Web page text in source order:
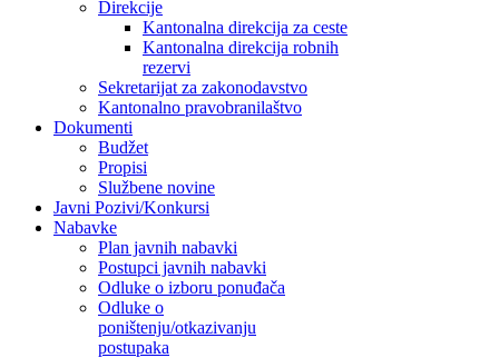
Direkcije
Kantonalna direkcija za ceste
Kantonalna direkcija robnih
rezervi
Sekretarijat za zakonodavstvo
Kantonalno pravobranilaštvo
Dokumenti
Budžet
Propisi
Službene novine
Javni Pozivi/Konkursi
Nabavke
Plan javnih nabavki
Postupci javnih nabavki
Odluke o izboru ponuđača
Odluke o
poništenju/otkazivanju
postupaka